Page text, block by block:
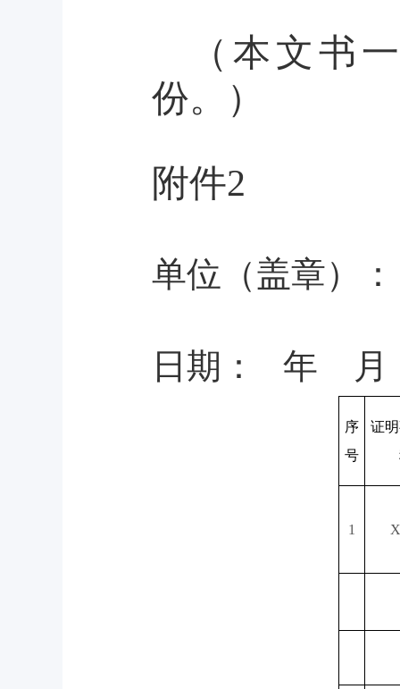
（本文书
份。）
附件2
单位（盖章）：
日期： 年
序
号
证
1